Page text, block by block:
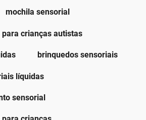
mochila sensorial
crianças autistas
brinquedos sensoriais
líquidas
sensorial